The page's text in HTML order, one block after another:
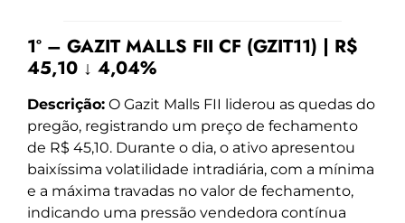
1º – GAZIT MALLS FII CF (GZIT11) | R$
45,10 ↓ 4,04%
Descrição: O Gazit Malls FII liderou as quedas do
pregão, registrando um preço de fechamento
de R$ 45,10. Durante o dia, o ativo apresentou
baixíssima volatilidade intradiária, com a mínima
e a máxima travadas no valor de fechamento,
indicando uma pressão vendedora contínua